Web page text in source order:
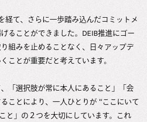
経て、さらに一歩踏み込んだコミットメ
ることができました。DEIB推進にゴー
組みを止めることなく、日々アップデ
ことが重要だと考えています。
「選択肢が常に本人にあること」「会
ことにより、一人ひとりが “ここにいて
と」の２つを大切にしています。これ